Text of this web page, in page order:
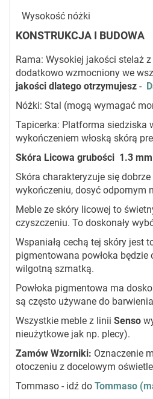
Wysokość nóżki
KONSTRUKCJA I BUDOWA
Rama: Wysokiej jakości stelaż
dodatkowo wzmocniony we
jakości dlatego otrzymujesz -
Nóżki: Stal (mogą wymagać
Tapicerka: Platforma siedziska
wykończeniem włoską skórą
Skóra Licowa grubości 1.3
Skóra charakteryzuje się
wykończeniu, dosyć odpornym
Meble ze skóry licowej to
czyszczeniu. To doskonały
Wspaniałą cechą tej skóry jest
pigmentowana powłoka będzie
wilgotną szmatką.
Powłoka pigmentowa ma
są często używane do
Wszystkie meble z linii Senso
nieużytkowe jak np. plecy).
Zamów Wzorniki: Oznaczenie
otoczeniu z docelowym
Tommaso - idź do Tommaso